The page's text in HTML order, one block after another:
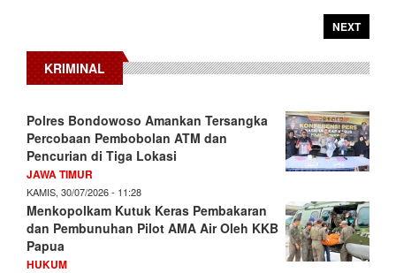
NEXT
KRIMINAL
Polres Bondowoso Amankan Tersangka
Percobaan Pembobolan ATM dan
Pencurian di Tiga Lokasi
JAWA TIMUR
KAMIS, 30/07/2026 - 11:28
Menkopolkam Kutuk Keras Pembakaran
dan Pembunuhan Pilot AMA Air Oleh KKB
Papua
HUKUM